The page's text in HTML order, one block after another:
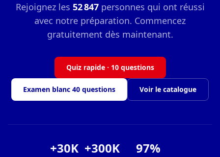
Rejoignez les 52 847personnes qui ont réussi
avec notre préparation. Commencez
gratuitement dès maintenant.
Quiz rapide · 10 questions
Examen blanc 40 questions Voir le catalogue
+30K +300K 97%